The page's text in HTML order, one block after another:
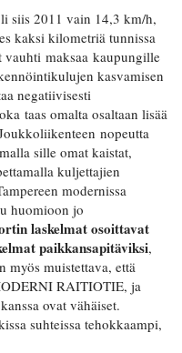
siis 2011 vain 14,3 km/h,
kaksi kilometriä tunnissa
vauhti maksaa kaupungille
kasvamisen
negatiivisesti
taas omalta osaltaan lisää
nopeutta
sille omat kaistat,
kuljettajien
modernissa
huomioon jo
laskelmat osoittavat
paikkansapitäviksi,
muistettava, että
RAITIOTIE, ja
ovat vähäiset.
suhteissa tehokkaampi,